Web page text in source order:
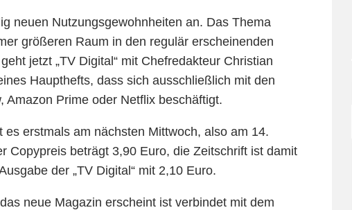
neuen Nutzungsgewohnheiten an. Das Thema
größeren Raum in den regulär erscheinenden
jetzt „TV Digital“ mit Chefredakteur Christian
Haupthefts, dass sich ausschließlich mit den
Amazon Prime oder Netflix beschäftigt.
es erstmals am nächsten Mittwoch, also am 14.
Copypreis beträgt 3,90 Euro, die Zeitschrift ist damit
der „TV Digital“ mit 2,10 Euro.
neue Magazin erscheint ist verbindet mit dem